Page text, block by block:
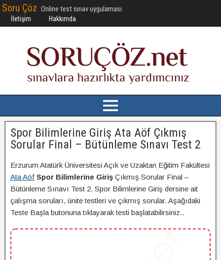
Soru Çöz Online test sınav uygulaması
İletişim Hakkımda
Spor Bilimlerine Giriş Ata Aöf Çıkmış
Sorular Final – Bütünleme Sınavı Test 2
Erzurum Atatürk Üniversitesi Açık ve Uzaktan Eğitim Fakültesi
Ata Aöf Spor Bilimlerine Giriş Çıkmış Sorular Final –
Bütünleme Sınavı Test 2. Spor Bilimlerine Giriş dersine ait
çalışma soruları, ünite testleri ve çıkmış sorular. Aşağıdaki
Teste Başla butonuna tıklayarak testi başlatabilirsiniz..